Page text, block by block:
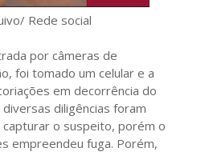
Rede social
por câmeras de
foi tomado um celular e a
em decorrência do
diligências foram
o suspeito, porém o
empreendeu fuga. Porém,